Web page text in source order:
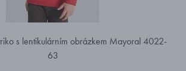
s lentikulárním obrázkem Mayoral 4022-
63